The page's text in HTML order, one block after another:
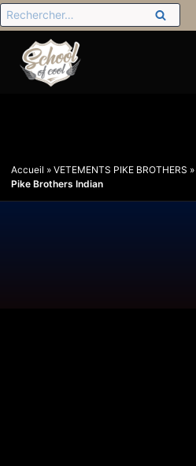
Accueil » VETEMENTS PIKE BROTHERS »
Pike Brothers Indian